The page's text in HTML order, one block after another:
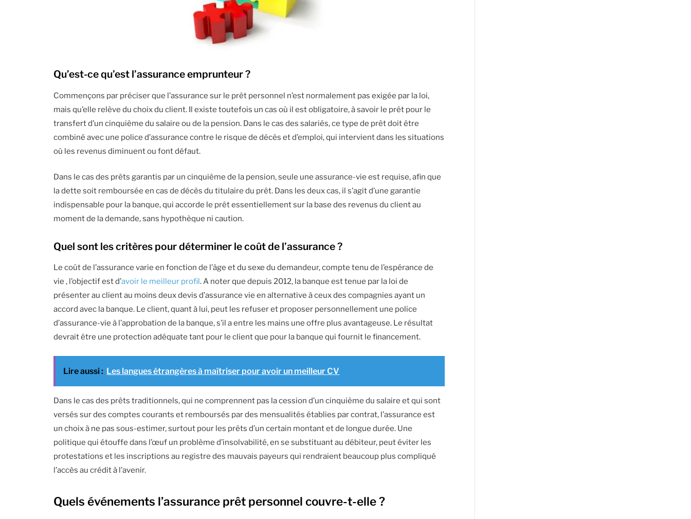
Qu’est-ce qu’est l’assurance emprunteur ?
Commençons par préciser que l’assurance sur le prêt personnel n’est normalement pas exigée par la loi,
mais qu’elle relève du choix du client. Il existe toutefois un cas où il est obligatoire, à savoir le prêt pour le
transfert d’un cinquième du salaire ou de la pension. Dans le cas des salariés, ce type de prêt doit être
combiné avec une police d’assurance contre le risque de décès et d’emploi, qui intervient dans les situations
où les revenus diminuent ou font défaut.
Dans le cas des prêts garantis par un cinquième de la pension, seule une assurance-vie est requise, afin que
la dette soit remboursée en cas de décès du titulaire du prêt. Dans les deux cas, il s’agit d’une garantie
indispensable pour la banque, qui accorde le prêt essentiellement sur la base des revenus du client au
moment de la demande, sans hypothèque ni caution.
Quel sont les critères pour déterminer le coût de l’assurance ?
Le coût de l’assurance varie en fonction de l’âge et du sexe du demandeur, compte tenu de l’espérance de
vie , l’objectif est d’avoir le meilleur profil. A noter que depuis 2012, la banque est tenue par la loi de
présenter au client au moins deux devis d’assurance vie en alternative à ceux des compagnies ayant un
accord avec la banque. Le client, quant à lui, peut les refuser et proposer personnellement une police
d’assurance-vie à l’approbation de la banque, s’il a entre les mains une offre plus avantageuse. Le résultat
devrait être une protection adéquate tant pour le client que pour la banque qui fournit le financement.
Lire aussi : Les langues étrangères à maîtriser pour avoir un meilleur CV
Dans le cas des prêts traditionnels, qui ne comprennent pas la cession d’un cinquième du salaire et qui sont
versés sur des comptes courants et remboursés par des mensualités établies par contrat, l’assurance est
un choix à ne pas sous-estimer, surtout pour les prêts d’un certain montant et de longue durée. Une
politique qui étouffe dans l’œuf un problème d’insolvabilité, en se substituant au débiteur, peut éviter les
protestations et les inscriptions au registre des mauvais payeurs qui rendraient beaucoup plus compliqué
l’accès au crédit à l’avenir.
Quels événements l’assurance prêt personnel couvre-t-elle ?